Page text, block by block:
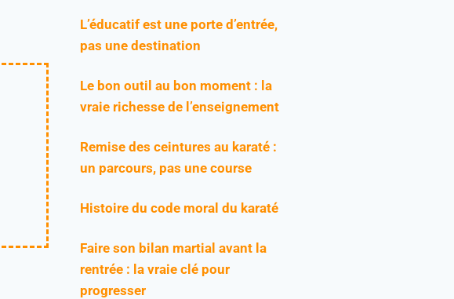
L’éducatif est une porte d’entrée,
pas une destination
Le bon outil au bon moment : la
vraie richesse de l’enseignement
Remise des ceintures au karaté :
un parcours, pas une course
Histoire du code moral du karaté
Faire son bilan martial avant la
rentrée : la vraie clé pour
progresser